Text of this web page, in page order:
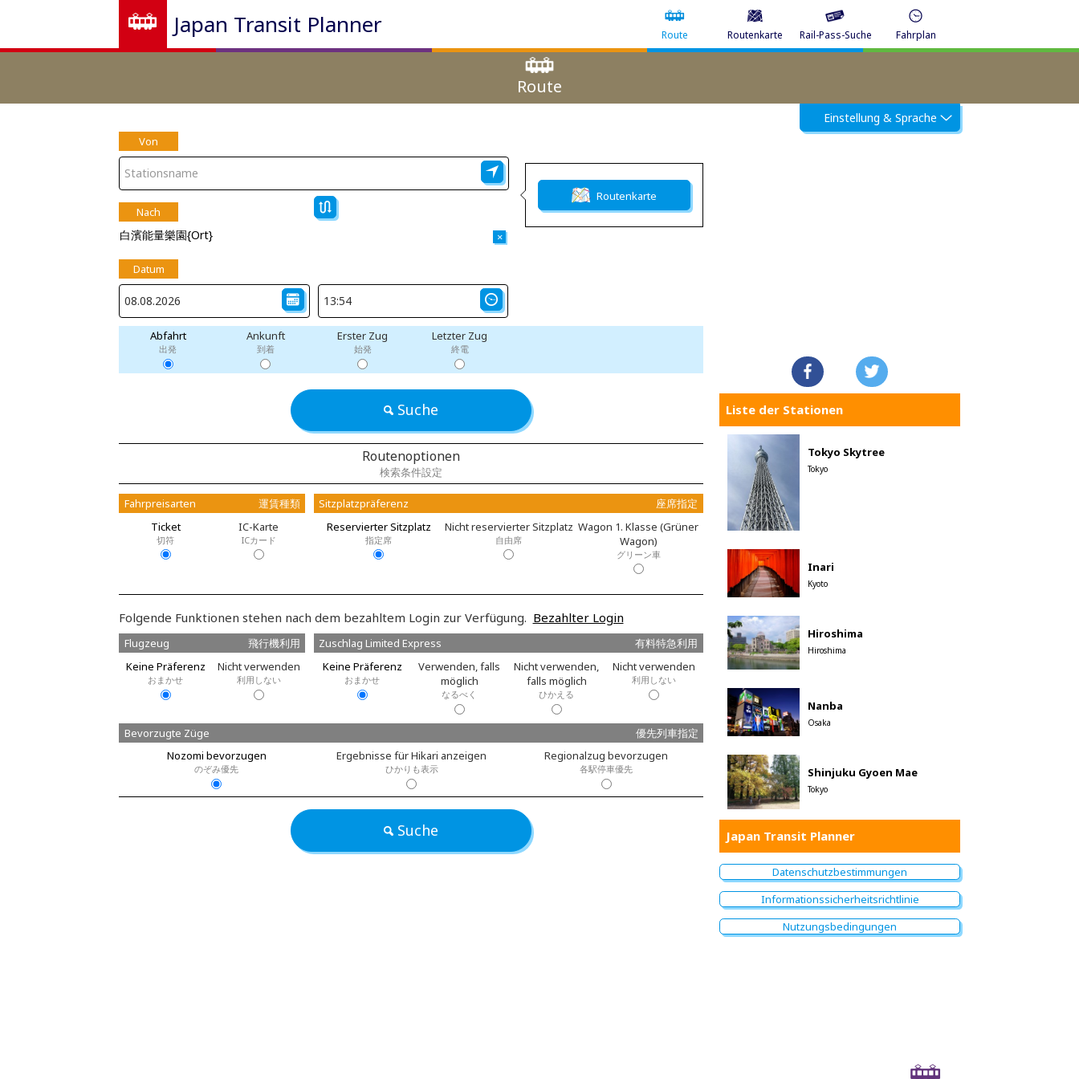
Japan Transit Planner Route Routenkarte Rail-Pass-Suche Fahrplan
Route
Einstellung & Sprache
Von
Nach
白濱能量樂園{Ort} ×
Routenkarte
Datum
Abfahrt
出発
Ankunft
到着
Erster Zug
始発
Letzter Zug
終電
Suche
Routenoptionen
検索条件設定
Fahrpreisarten
運賃種類
Ticket
切符
IC-Karte
ICカード
Sitzplatzpräferenz
座席指定
Reservierter Sitzplatz
指定席
Nicht reservierter Sitzplatz
自由席
Wagon 1. Klasse (Grüner
Wagon)
グリーン車
Folgende Funktionen stehen nach dem bezahltem Login zur Verfügung. Bezahlter Login
Flugzeug
飛行機利用
Keine Präferenz
おまかせ
Nicht verwenden
利用しない
Zuschlag Limited Express
有料特急利用
Keine Präferenz
おまかせ
Verwenden, falls
möglich
なるべく
Nicht verwenden,
falls möglich
ひかえる
Nicht verwenden
利用しない
Bevorzugte Züge
優先列車指定
Nozomi bevorzugen
のぞみ優先
Ergebnisse für Hikari anzeigen
ひかりも表示
Regionalzug bevorzugen
各駅停車優先
Suche
Liste der Stationen
Tokyo Skytree
Tokyo
Inari
Kyoto
Hiroshima
Hiroshima
Nanba
Osaka
Shinjuku Gyoen Mae
Tokyo
Japan Transit Planner
Datenschutzbestimmungen
Informationssicherheitsrichtlinie
Nutzungsbedingungen